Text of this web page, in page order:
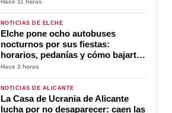
Hace 11 horas
NOTICIAS DE ELCHE
Elche pone ocho autobuses
nocturnos por sus fiestas:
horarios, pedanías y cómo bajarte
más cerca de casa
Hace 3 horas
NOTICIAS DE ALICANTE
La Casa de Ucrania de Alicante
lucha por no desaparecer: caen las